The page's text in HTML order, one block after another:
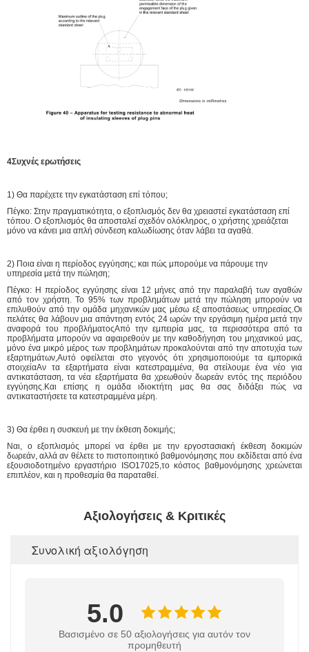
4Συχνές ερωτήσεις
1) Θα παρέχετε την εγκατάσταση επί τόπου;
Πέγκο: Στην πραγματικότητα, ο εξοπλισμός δεν θα χρειαστεί εγκατάσταση επί
τόπου. Ο εξοπλισμός θα αποσταλεί σχεδόν ολόκληρος, ο χρήστης χρειάζεται
μόνο να κάνει μια απλή σύνδεση καλωδίωσης όταν λάβει τα αγαθά.
2) Ποια είναι η περίοδος εγγύησης; και πώς μπορούμε να πάρουμε την
υπηρεσία μετά την πώληση;
Πέγκο: Η περίοδος εγγύησης είναι 12 μήνες από την παραλαβή των αγαθών
από τον χρήστη. Το 95% των προβλημάτων μετά την πώληση μπορούν να
επιλυθούν από την ομάδα μηχανικών μας μέσω εξ αποστάσεως υπηρεσίας.Οι
πελάτες θα λάβουν μια απάντηση εντός 24 ωρών την εργάσιμη ημέρα μετά την
αναφορά του προβλήματοςΑπό την εμπειρία μας, τα περισσότερα από τα
προβλήματα μπορούν να αφαιρεθούν με την καθοδήγηση του μηχανικού μας,
μόνο ένα μικρό μέρος των προβλημάτων προκαλούνται από την αποτυχία των
εξαρτημάτων,Αυτό οφείλεται στο γεγονός ότι χρησιμοποιούμε τα εμπορικά
στοιχείαΑν τα εξαρτήματα είναι κατεστραμμένα, θα στείλουμε ένα νέο για
αντικατάσταση, τα νέα εξαρτήματα θα χρεωθούν δωρεάν εντός της περιόδου
εγγύησης.Και επίσης η ομάδα ιδιοκτήτη μας θα σας διδάξει πώς να
αντικαταστήσετε τα κατεστραμμένα μέρη.
3) Θα έρθει η συσκευή με την έκθεση δοκιμής;
Ναι, ο εξοπλισμός μπορεί να έρθει με την εργοστασιακή έκθεση δοκιμών
δωρεάν, αλλά αν θέλετε το πιστοποιητικό βαθμονόμησης που εκδίδεται από ένα
εξουσιοδοτημένο εργαστήριο ISO17025,το κόστος βαθμονόμησης χρεώνεται
επιπλέον, και η προθεσμία θα παραταθεί.
Αξιολογήσεις & Κριτικές
Συνολική αξιολόγηση
5.0
Βασισμένο σε 50 αξιολογήσεις για αυτόν τον
προμηθευτή